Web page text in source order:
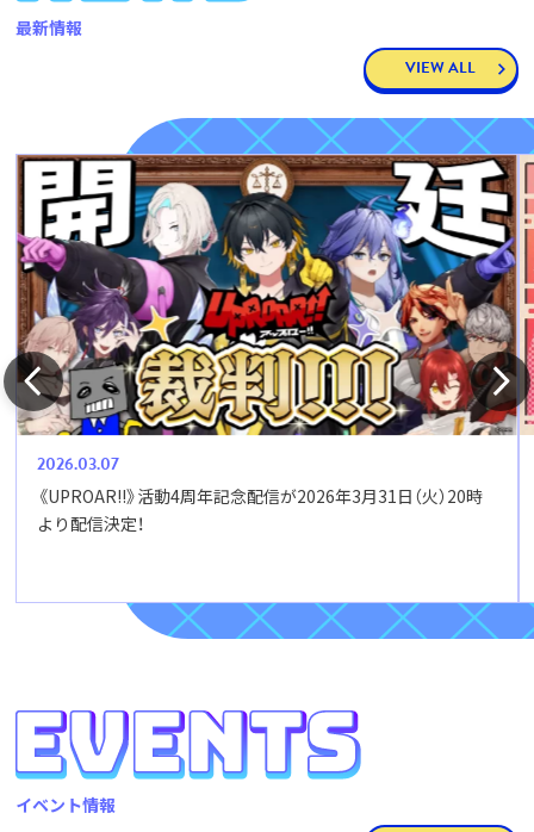
最新情報
VIEW ALL
2026.03.07
《UPROAR!!》活動4周年記念配信が2026年3月31日（火）20時
より配信決定！
イベント情報